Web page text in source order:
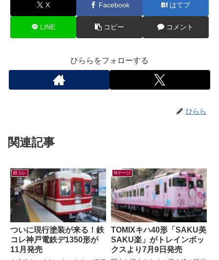
X Facebook はてブ
LINE コピー コメント
ひららをフォローする
ひらら
関連記事
鉄コレ
ついに現行塗装が来る！鉄
コレ神戸電鉄デ1350形が
11月発売
Nゲージ
TOMIXキハ40形「SAKU美
SAKU楽」がトレインボッ
クスより7月9日発売